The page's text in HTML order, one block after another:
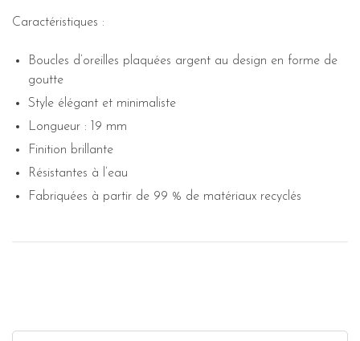
Caractéristiques :
Boucles d’oreilles plaquées argent au design en forme de
goutte
Style élégant et minimaliste
Longueur : 19 mm
Finition brillante
Résistantes à l’eau
Fabriquées à partir de 99 % de matériaux recyclés